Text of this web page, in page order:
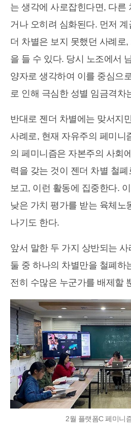
는 생각에 사로잡힌다면, 다른
거나 오히려 심화된다. 먼저
더 차별은 보지 못했던 사례로
을 들 수 있다. 당시 노조에서
양자로 생각하여 이를 중심으
로 인해 극심한 성별 임금격차
반대로 젠더 차별에는 맞서지
사례로, 현재 자유주의 페미니
의 페미니즘은 자본주의 사회
력을 갖는 것이 젠더 차별 철
보고, 이런 활동에 집중한다.
낮은 가치 평가를 받는 육체노
나기도 한다.
앞서 말한 두 가지 상반되는
둘 중 하나의 차별만을 철폐하
전히 수많은 누군가를 배제할
2월 플랫폼C 페미니